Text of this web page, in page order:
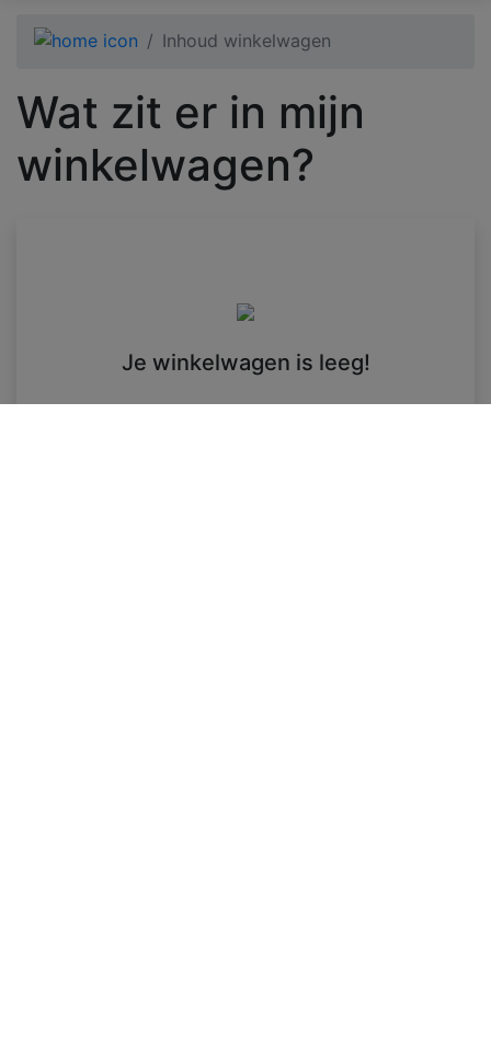
Inhoud winkelwagen
Wat zit er in mijn
winkelwagen?
Je winkelwagen is leeg!